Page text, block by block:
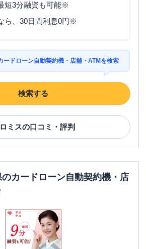
短3分融資も可能※
ら、30日間利息0円※
ードローン自動契約機・店舗・ATMを検索
検索する
ミスの口コミ・評判
カードローン自動契約機・店